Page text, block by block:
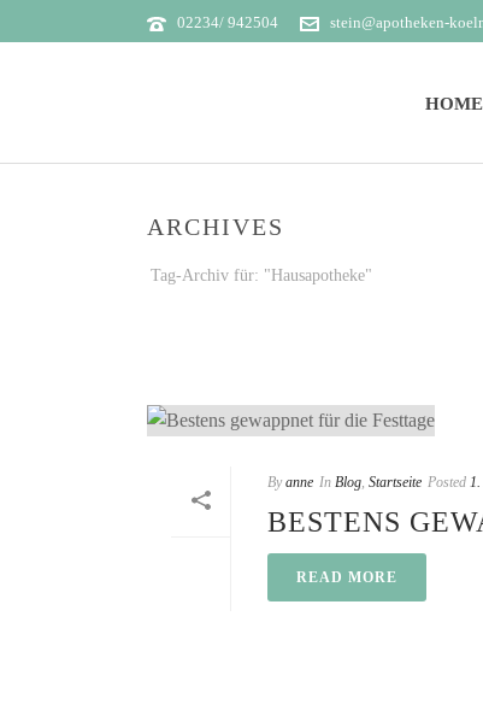
02234/ 942504 stein@apotheken-
HOME
ARCHIVES
Tag-Archiv für: "Hausapotheke"
By anne In Blog, Startseite Posted 1.
BESTENS
READ MORE